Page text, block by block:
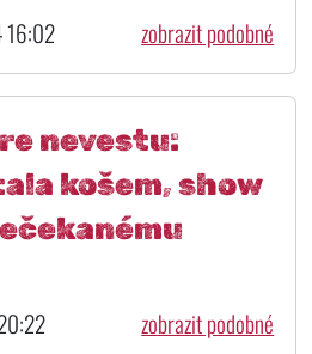
16:02 zobrazit podobné
nevestu:
košem, show
zobrazit podobné